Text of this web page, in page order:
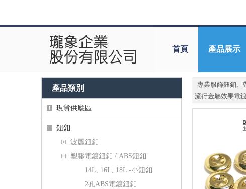
首頁 產品展示
產品類別
現貨供應區
鈕釦
波麗鈕釦
塑膠電鍍鈕釦 / ABS鈕釦
14L, 16L, 18L -小鈕釦
2孔ABS電鍍鈕釦
專業服飾鈕釦、
流行金屬效果電